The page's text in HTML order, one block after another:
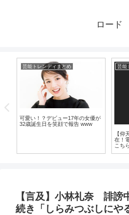
ロード
芸能トレンディまとめ
可愛い！？デビュー17年の女優が
32歳誕生日を笑顔で報告 www
芸能
【仰
在！
こち
【言及】小林礼奈 誹謗
続き「しらみつぶしにや